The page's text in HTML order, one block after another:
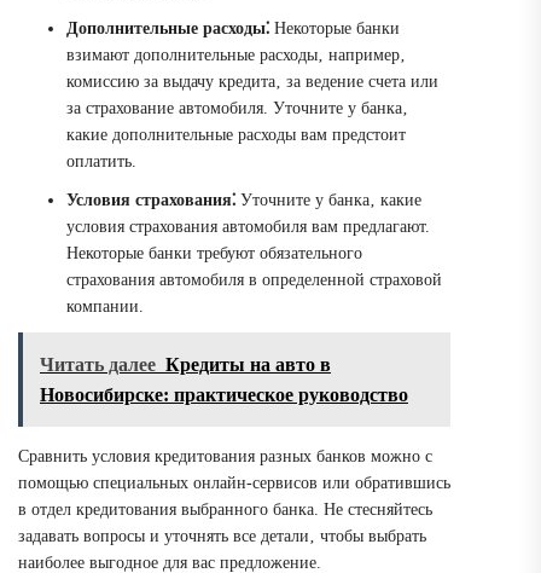
Дополнительные расходы⁚ Некоторые банки
взимают дополнительные расходы‚ например‚
комиссию за выдачу кредита‚ за ведение счета или
за страхование автомобиля. Уточните у банка‚
какие дополнительные расходы вам предстоит
оплатить.
Условия страхования⁚ Уточните у банка‚ какие
условия страхования автомобиля вам предлагают.
Некоторые банки требуют обязательного
страхования автомобиля в определенной страховой
компании.
Читать далее Кредиты на авто в
Новосибирске: практическое руководство
Сравнить условия кредитования разных банков можно с
помощью специальных онлайн-сервисов или обратившись
в отдел кредитования выбранного банка. Не стесняйтесь
задавать вопросы и уточнять все детали‚ чтобы выбрать
наиболее выгодное для вас предложение.